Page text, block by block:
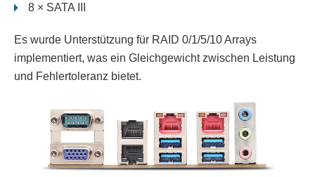
8 × SATA III
Es wurde Unterstützung für RAID 0/1/5/10 Arrays
implementiert, was ein Gleichgewicht zwischen Leistung
und Fehlertoleranz bietet.